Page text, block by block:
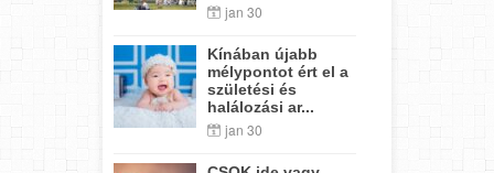
jan 30
Kínában újabb
mélypontot ért el a
születési és
halálozási ar...
jan 30